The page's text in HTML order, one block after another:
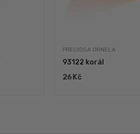
PRECIOSA ORNELA
93122 korál
26 Kč